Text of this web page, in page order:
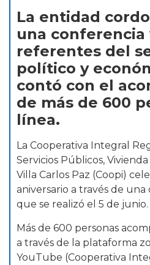
La entidad
una
referentes del
político y
contó con el
de más de 600
línea.
La Cooperativa Integral
Servicios Públicos,
Villa Carlos Paz (Coopi)
aniversario a través de
que se realizó el 5 de junio.
Más de 600 personas
a través de la plataforma
YouTube (Cooperativa